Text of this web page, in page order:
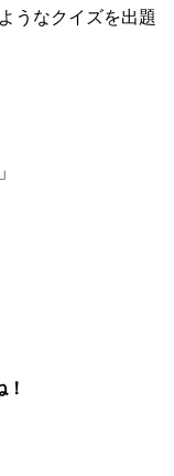
うなクイズを出題